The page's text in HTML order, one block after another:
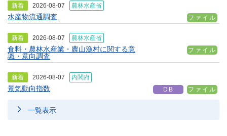
新着 2026-08-07 農林水産省
水産物流通調査 ファイル
新着 2026-08-07 農林水産省
食料・農林水産業・農山漁村に関する意
識・意向調査
ファイル
新着 2026-08-07 内閣府
景気動向指数 DB ファイル
一覧表示